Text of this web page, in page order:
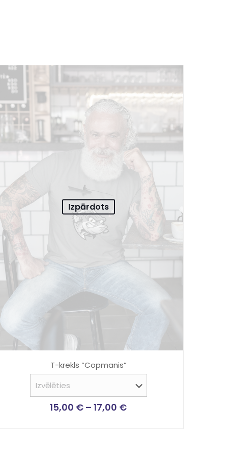
Izpārdots
T-krekls “Copmanis”
15,00 € – 17,00 €